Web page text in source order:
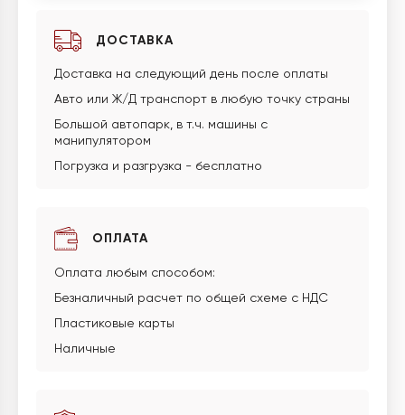
ДОСТАВКА
Доставка на следующий день после оплаты
Авто или Ж/Д транспорт в любую точку страны
Большой автопарк, в т.ч. машины с
манипулятором
Погрузка и разгрузка - бесплатно
ОПЛАТА
Оплата любым способом:
Безналичный расчет по общей схеме с НДС
Пластиковые карты
Наличные